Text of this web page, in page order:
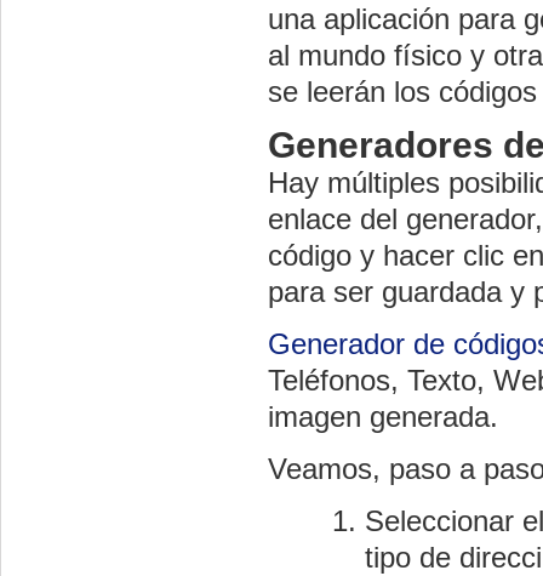
una aplicación para
al mundo físico y
se leerán los
Generadores
Hay múltiples
enlace del
código y hacer clic
para ser guardada y
Generador de
Teléfonos, Texto,
imagen generada.
Veamos, paso a
Seleccionar
tipo de